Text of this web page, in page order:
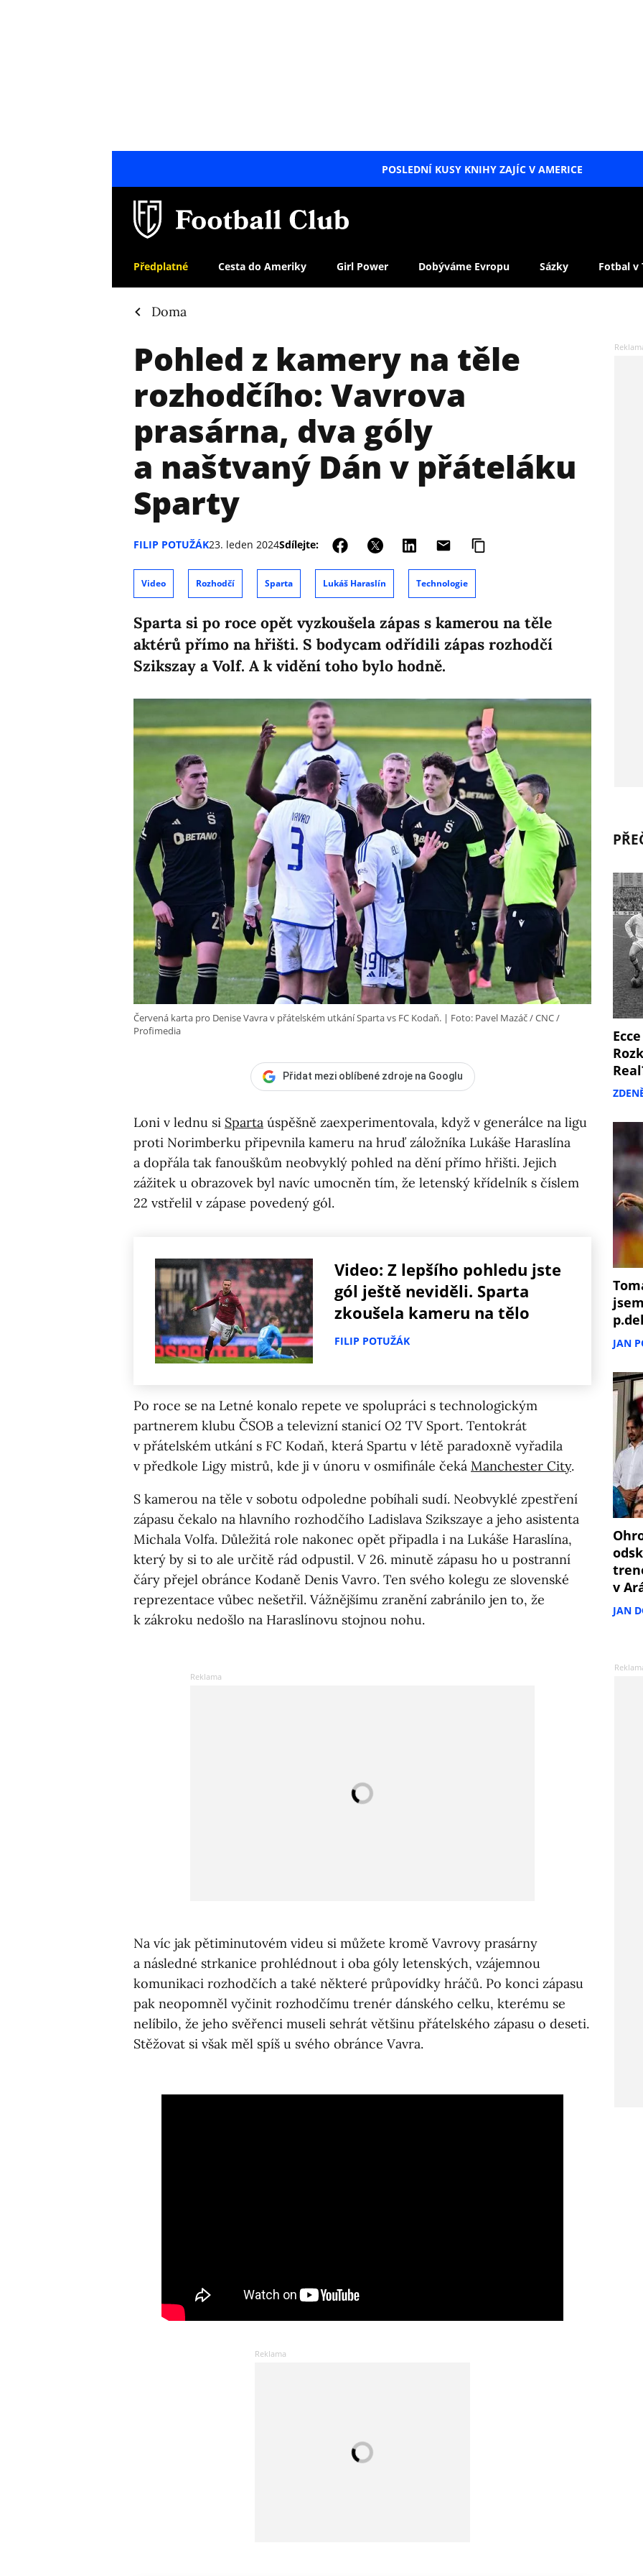
POSLEDNÍ KUSY KNIHY ZAJÍC V AMERICE
Předplatné Cesta do Ameriky Girl Power Dobýváme Evropu Sázky Fotbal v
Doma
Pohled z kamery na těle
rozhodčího: Vavrova
prasárna, dva góly
a naštvaný Dán v přáteláku
Sparty
FILIP POTUŽÁK23. leden 2024Sdílejte:
Video Rozhodčí Sparta Lukáš Haraslín Technologie
Sparta si po roce opět vyzkoušela zápas s kamerou na těle
aktérů přímo na hřišti. S bodycam odřídili zápas rozhodčí
Szikszay a Volf. A k vidění toho bylo hodně.
Červená karta pro Denise Vavra v přátelském utkání Sparta vs FC Kodaň.
Foto: Pavel Mazáč / CNC /
Profimedia
Přidat mezi oblíbené zdroje na Googlu
Loni v lednu si Sparta úspěšně zaexperimentovala, když v generálce na ligu
proti Norimberku připevnila kameru na hruď záložníka Lukáše Haraslína
a dopřála tak fanouškům neobvyklý pohled na dění přímo hřišti. Jejich
zážitek u obrazovek byl navíc umocněn tím, že letenský křídelník s číslem
22 vstřelil v zápase povedený gól.
Video: Z lepšího pohledu jste
gól ještě neviděli. Sparta
zkoušela kameru na tělo
FILIP POTUŽÁK
Po roce se na Letné konalo repete ve spolupráci s technologickým
partnerem klubu ČSOB a televizní stanicí O2 TV Sport. Tentokrát
v přátelském utkání s FC Kodaň, která Spartu v létě paradoxně vyřadila
v předkole Ligy mistrů, kde ji v únoru v osmifinále čeká Manchester City.
S kamerou na těle v sobotu odpoledne pobíhali sudí. Neobvyklé zpestření
zápasu čekalo na hlavního rozhodčího Ladislava Szikszaye a jeho asistenta
Michala Volfa. Důležitá role nakonec opět připadla i na Lukáše Haraslína,
který by si to ale určitě rád odpustil. V 26. minutě zápasu ho u postranní
čáry přejel obránce Kodaně Denis Vavro. Ten svého kolegu ze slovenské
reprezentace vůbec nešetřil. Vážnějšímu zranění zabránilo jen to, že
k zákroku nedošlo na Haraslínovu stojnou nohu.
Na víc jak pětiminutovém videu si můžete kromě Vavrovy prasárny
a následné strkanice prohlédnout i oba góly letenských, vzájemnou
komunikaci rozhodčích a také některé průpovídky hráčů. Po konci zápasu
pak neopomněl vyčinit rozhodčímu trenér dánského celku, kterému se
nelíbilo, že jeho svěřenci museli sehrát většinu přátelského zápasu o deseti.
Stěžovat si však měl spíš u svého obránce Vavra.
p.del
JAN
v
JAN